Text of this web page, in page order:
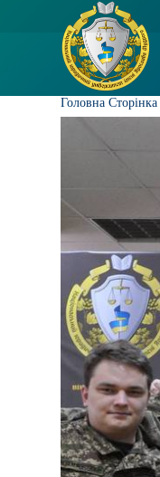
т
Головна Сторінка